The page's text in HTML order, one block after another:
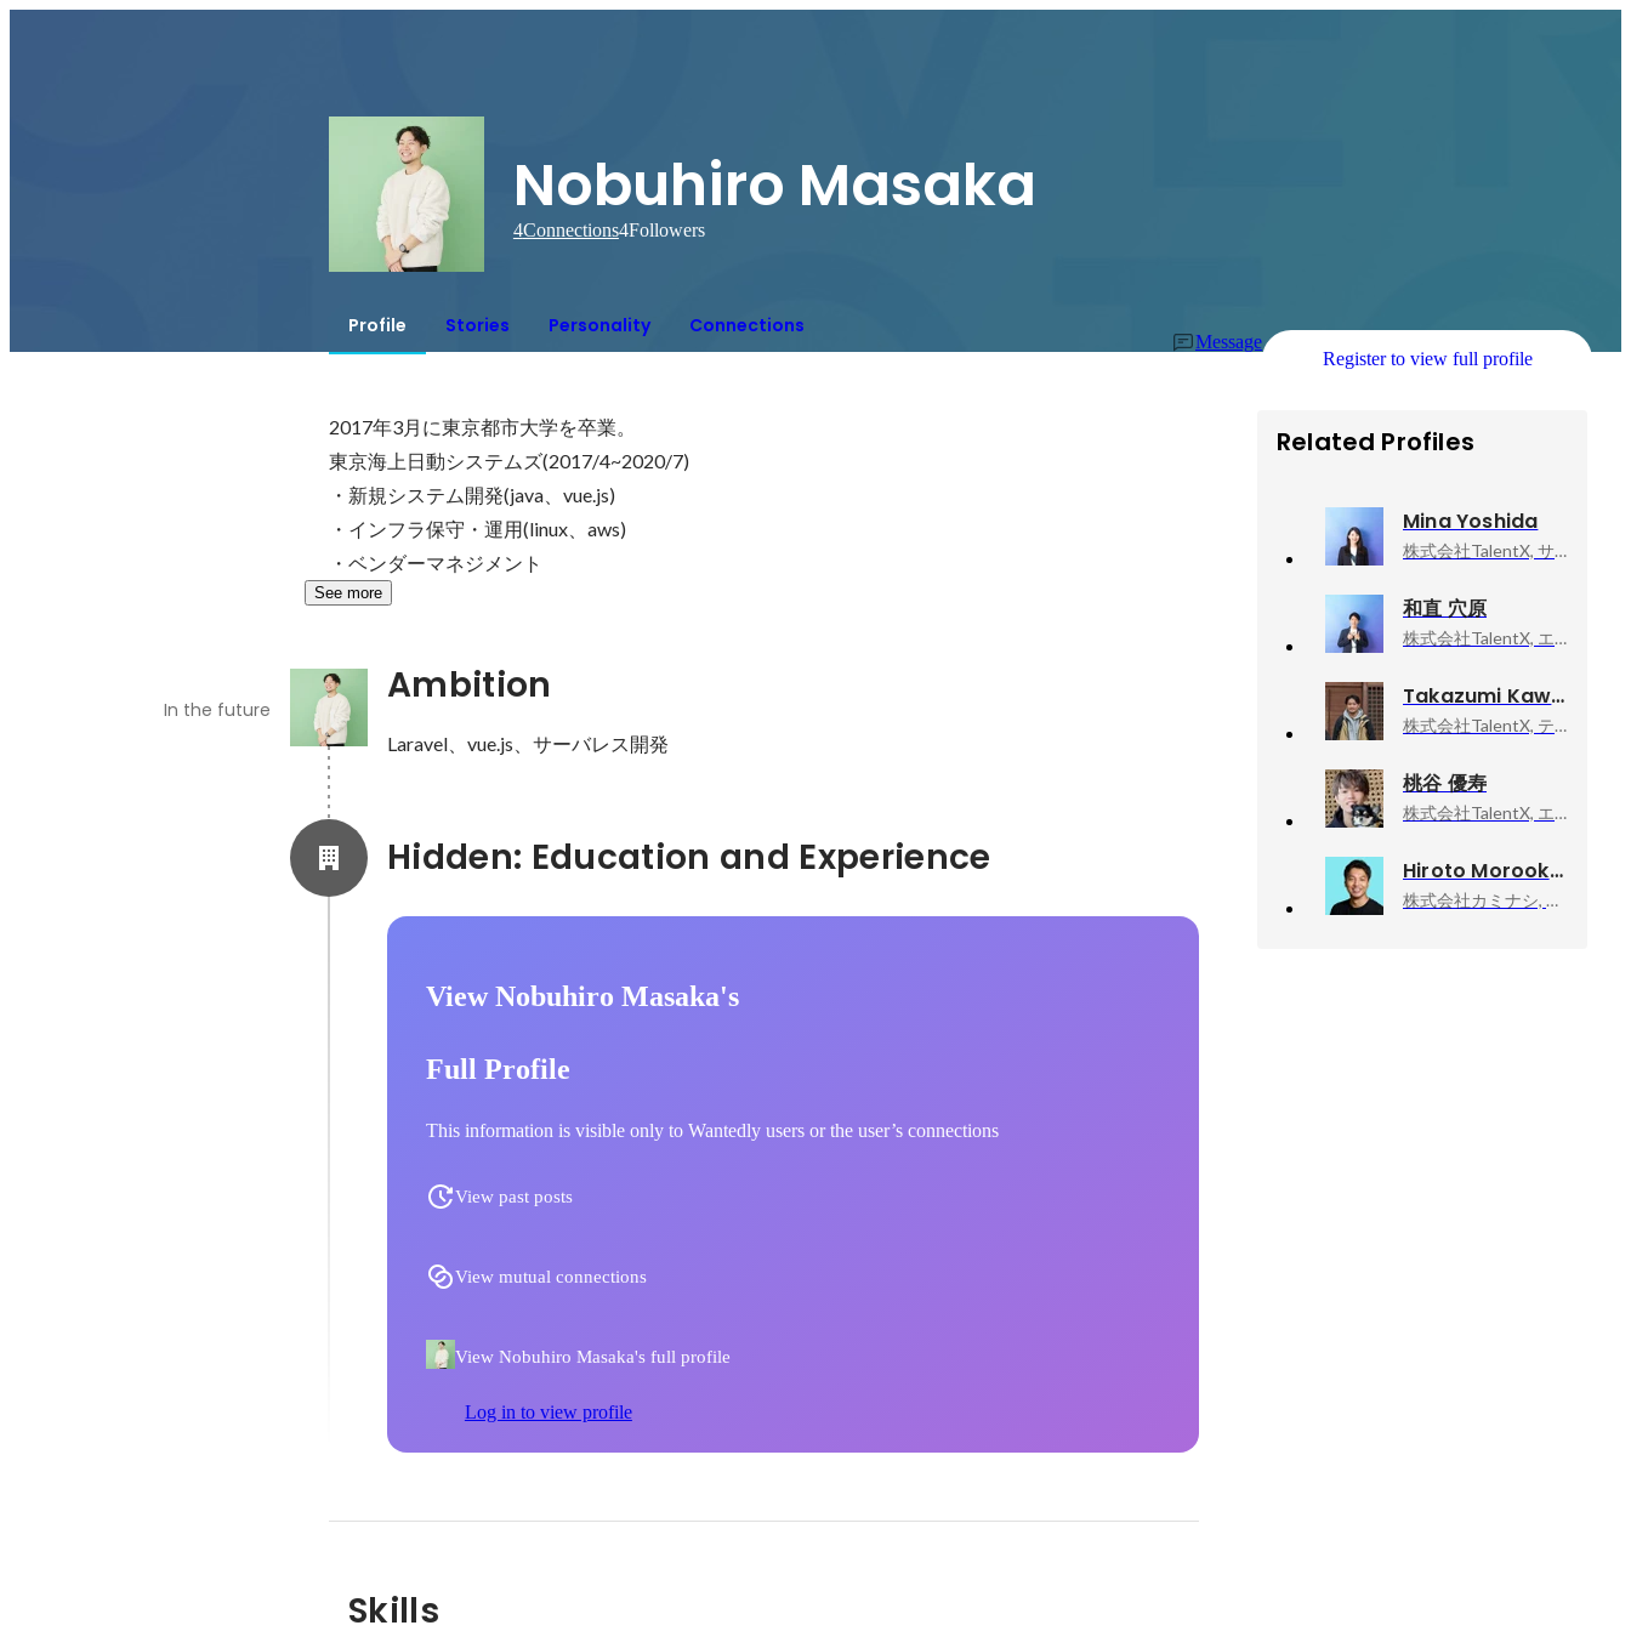
Nobuhiro Masaka
4Connections4Followers
Profile Stories Personality Connections
Message
Register to view full profile
2017年3月に東京都市大学を卒業。
東京海上日動システムズ(2017/4~2020/7)
・新規システム開発(java、vue.js)
・インフラ保守・運用(linux、aws)
・ベンダーマネジメント
See more
Ambition
In the future
Laravel、vue.js、サーバレス開発
View Nobuhiro Masaka's
Full Profile
This information is visible only to Wantedly users or the user’s connections
View past posts
View mutual connections
View Nobuhiro Masaka's full profile
Log in to view profile
Skills
Related Profiles
Mina Yoshida
株式会社TalentX, サーバーサイドエンジニア
和直 穴原
株式会社TalentX, エンジニア
Takazumi Kawakami
株式会社TalentX, テクノロジー&クリエイティブ本部/プロダクトデザイン&テクノロジー部
桃谷 優寿
株式会社TalentX, エインジニアリング部
Hiroto Morooka
株式会社カミナシ, 代表取締役